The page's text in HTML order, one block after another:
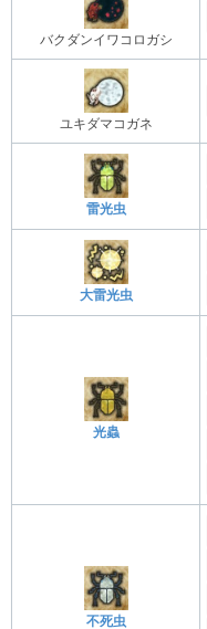
バクダンイワコロガシ
ユキダマコガネ
雷光虫
大雷光虫
光蟲
不死虫